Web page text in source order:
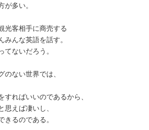
が多い。
光客相手に商売する
みんな英語を話す。
てないだろう。
のない世界では、
すればいいのであるから、
思えば凄いし、
きるのである。